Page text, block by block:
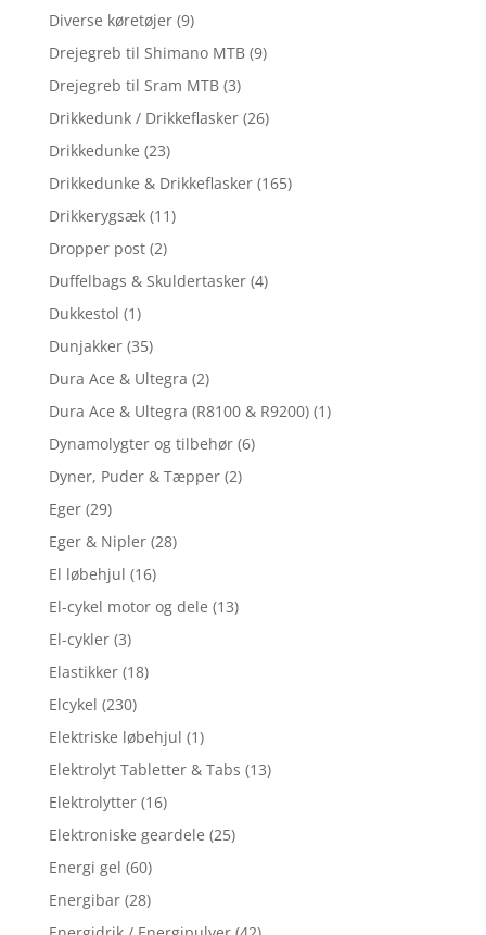
Diverse køretøjer (9)
Drejegreb til Shimano MTB (9)
Drejegreb til Sram MTB (3)
Drikkedunk / Drikkeflasker (26)
Drikkedunke (23)
Drikkedunke & Drikkeflasker (165)
Drikkerygsæk (11)
Dropper post (2)
Duffelbags & Skuldertasker (4)
Dukkestol (1)
Dunjakker (35)
Dura Ace & Ultegra (2)
Dura Ace & Ultegra (R8100 & R9200) (1)
Dynamolygter og tilbehør (6)
Dyner, Puder & Tæpper (2)
Eger (29)
Eger & Nipler (28)
El løbehjul (16)
El-cykel motor og dele (13)
El-cykler (3)
Elastikker (18)
Elcykel (230)
Elektriske løbehjul (1)
Elektrolyt Tabletter & Tabs (13)
Elektrolytter (16)
Elektroniske geardele (25)
Energi gel (60)
Energibar (28)